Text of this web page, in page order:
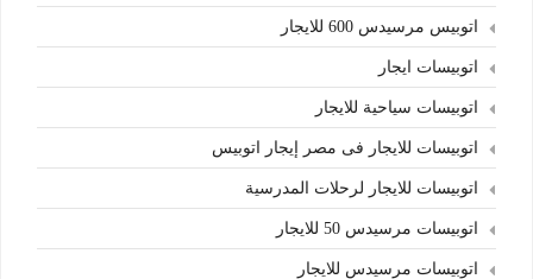
اتوبيس مرسيدس 600 للايجار
اتوبيسات ايجار
اتوبيسات سياحية للايجار
اتوبيسات للايجار فى مصر إيجار اتوبيس
اتوبيسات للايجار لرحلات المدرسية
اتوبيسات مرسيدس 50 للايجار
اتوبيسات مرسيدس للايجار